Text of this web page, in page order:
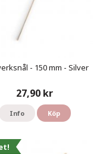
- 150 mm - Silver
27,90 kr
Info Köp